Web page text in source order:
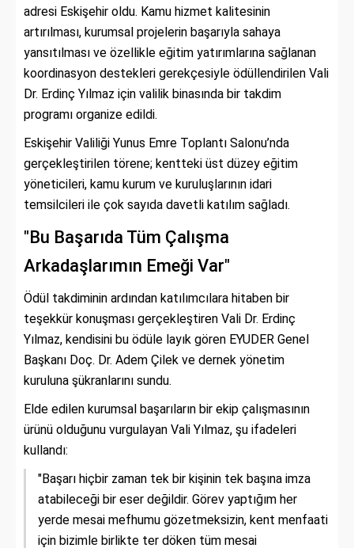
adresi Eskişehir oldu. Kamu hizmet kalitesinin
artırılması, kurumsal projelerin başarıyla sahaya
yansıtılması ve özellikle eğitim yatırımlarına sağlanan
koordinasyon destekleri gerekçesiyle ödüllendirilen Vali
Dr. Erdinç Yılmaz için valilik binasında bir takdim
programı organize edildi.
Eskişehir Valiliği Yunus Emre Toplantı Salonu’nda
gerçekleştirilen törene; kentteki üst düzey eğitim
yöneticileri, kamu kurum ve kuruluşlarının idari
temsilcileri ile çok sayıda davetli katılım sağladı.
"Bu Başarıda Tüm Çalışma
Arkadaşlarımın Emeği Var"
Ödül takdiminin ardından katılımcılara hitaben bir
teşekkür konuşması gerçekleştiren Vali Dr. Erdinç
Yılmaz, kendisini bu ödüle layık gören EYUDER Genel
Başkanı Doç. Dr. Adem Çilek ve dernek yönetim
kuruluna şükranlarını sundu.
Elde edilen kurumsal başarıların bir ekip çalışmasının
ürünü olduğunu vurgulayan Vali Yılmaz, şu ifadeleri
kullandı:
"Başarı hiçbir zaman tek bir kişinin tek başına imza
atabileceği bir eser değildir. Görev yaptığım her
yerde mesai mefhumu gözetmeksizin, kent menfaati
için bizimle birlikte ter döken tüm mesai